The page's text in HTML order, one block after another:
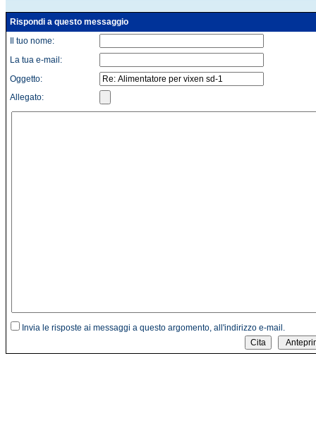
Rispondi a questo messaggio
Il tuo nome:
La tua e-mail:
Oggetto:
Allegato:
Invia le risposte ai messaggi a questo argomento, all'indirizzo e-mail.